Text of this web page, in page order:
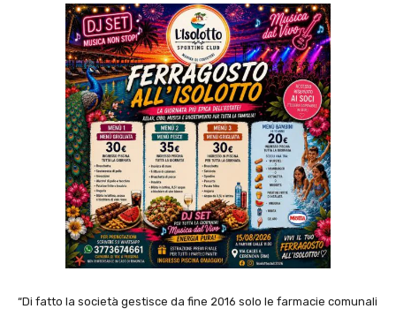
“Di fatto la società gestisce da fine 2016 solo le farmacie comunali